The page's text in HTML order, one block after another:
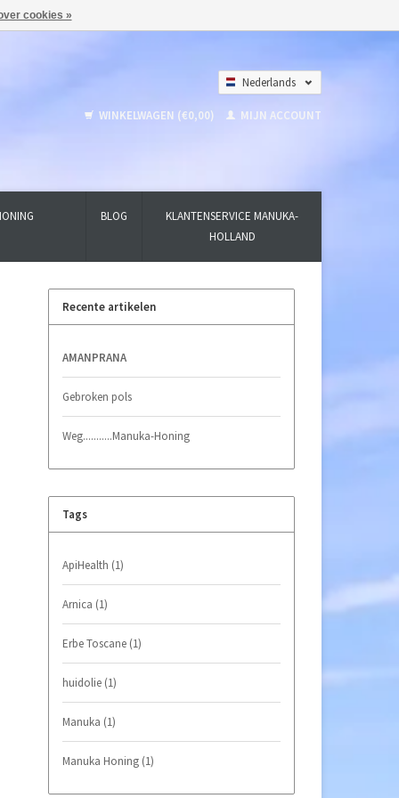
Nederlands
English
WINKELWAGEN (€0,00) MIJN ACCOUNT
BLOG
KLANTENSERVICE MANUKA-
HOLLAND
Recente artikelen
AMANPRANA
Gebroken pols
Weg...........Manuka-Honing
Tags
ApiHealth (1)
Arnica (1)
Erbe Toscane (1)
huidolie (1)
Manuka (1)
Manuka Honing (1)
cookies »